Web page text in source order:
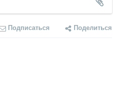
Подписаться Поделиться